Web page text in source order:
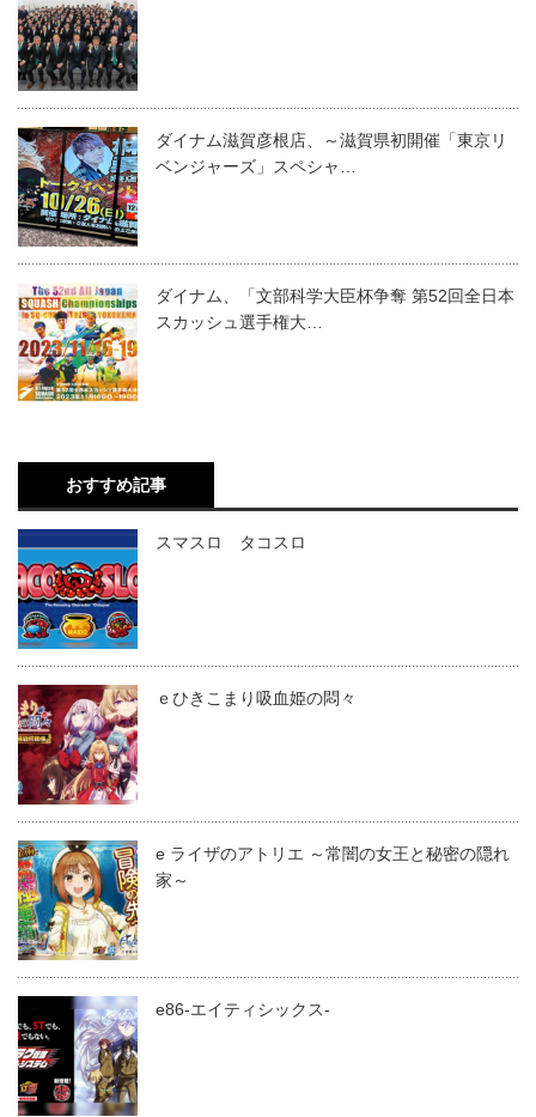
ダイナム滋賀彦根店、～滋賀県初開催「東京リ
ベンジャーズ」スペシャ…
ダイナム、「文部科学大臣杯争奪 第52回全日本
スカッシュ選手権大…
おすすめ記事
スマスロ タコスロ
ｅひきこまり吸血姫の悶々
e ライザのアトリエ ～常闇の女王と秘密の隠れ
家～
e86-エイティシックス-